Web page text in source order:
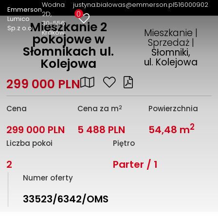
Emmerson
Lumico
Sp.z o.o.
Wodna
2D
30-556
Kraków
justyna.bialowas@emmerson.pl516000902
0
Mieszkanie 2
pokojowe w
Słomnikach ul.
Kolejowa
Mieszkanie |
Sprzedaż |
Słomniki,
ul. Kolejowa
299 000 PLN
Cena
299 000 PLN
Cena za m2
5 488 PLN
Powierzchnia
54,48 m2
Liczba pokoi
2
Piętro
Parter / 1
Numer oferty
33523/6342/OMS